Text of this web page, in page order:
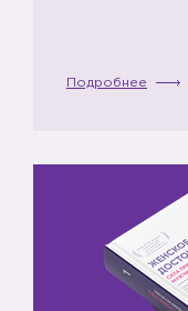
Подробнее